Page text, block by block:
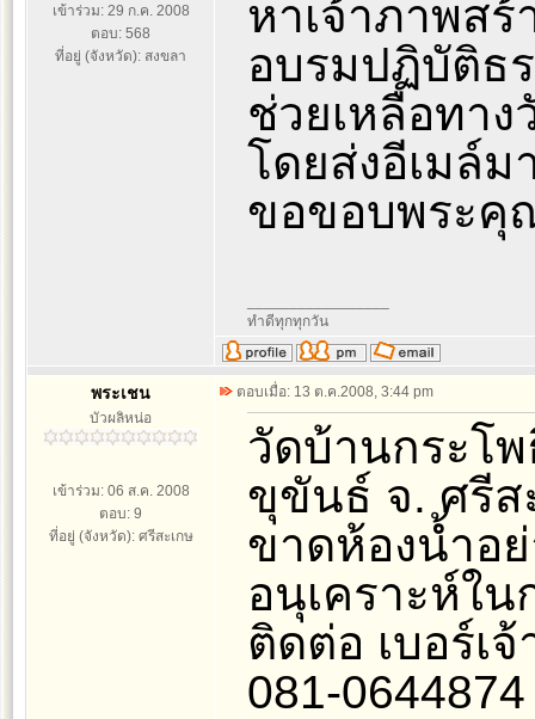
เข้าร่วม: 29 ก.ค. 2008
ตอบ: 568
ที่อยู่ (จังหวัด): สงขลา
หาเจ้าภาพส
อบรมปฏิบัติธ
ช่วยเหลือทา
โดยส่งอีเมล์
ขอขอบพระคุ
ทำดีทุกทุกวัน
พระเชน
บัวผลิหน่อ
เข้าร่วม: 06 ส.ค. 2008
ตอบ: 9
ที่อยู่ (จังหวัด): ศรีสะเกษ
ตอบเมื่อ: 13 ต.ค.2008, 3:44 pm
วัดบ้านกระโ
ขุขันธ์ จ. ศรีส
ขาดห้องน้ำอ
อนุเคราะห์ใ
ติดต่อ เบอร์เ
081-0644874